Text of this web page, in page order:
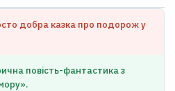
добра казка про подорож у
повість-фантастика з